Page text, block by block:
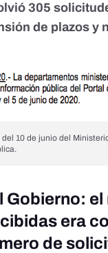
305
de plazos y
10 de junio del
.
Gobierno: el
era
de